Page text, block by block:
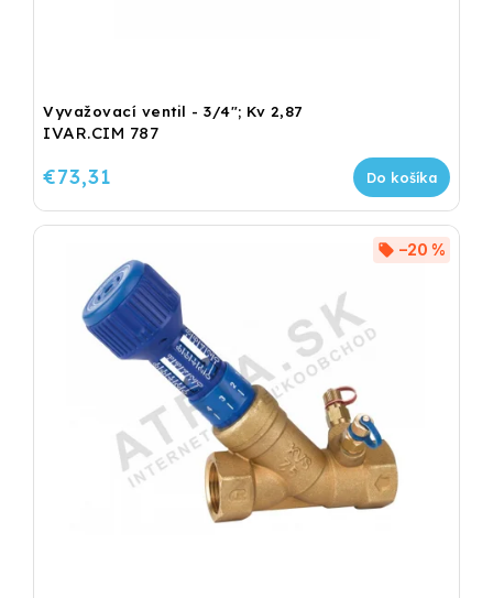
Vyvažovací ventil - 3/4"; Kv 2,87
IVAR.CIM 787
€73,31 Do košíka
–20 %